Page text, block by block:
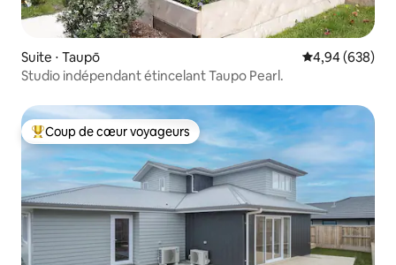
Suite ⋅ Taupō Évaluation
4,94 (638)
Studio indépendant étincelant Taupo Pearl.
Coups de cœur voyageurs les plus appréciés
Coup de cœur voyageurs